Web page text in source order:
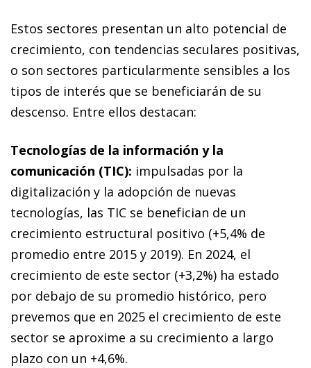
Estos sectores presentan un alto potencial de
crecimiento, con tendencias seculares positivas,
o son sectores particularmente sensibles a los
tipos de interés que se beneficiarán de su
descenso. Entre ellos destacan:
Tecnologías de la información y la
comunicación (TIC): impulsadas por la
digitalización y la adopción de nuevas
tecnologías, las TIC se benefician de un
crecimiento estructural positivo (+5,4% de
promedio entre 2015 y 2019). En 2024, el
crecimiento de este sector (+3,2%) ha estado
por debajo de su promedio histórico, pero
prevemos que en 2025 el crecimiento de este
sector se aproxime a su crecimiento a largo
plazo con un +4,6%.